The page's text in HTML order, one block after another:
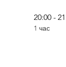
20:00 -
1 час